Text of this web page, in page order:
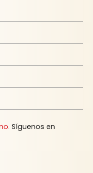
. Síguenos en